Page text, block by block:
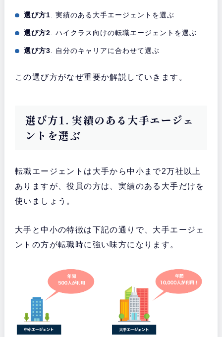
選び方1 . 実績のある大手エージェントを選ぶ
選び方2 . ハイクラス向けの転職エージェントを選ぶ
選び方3 . 自分のキャリアに合わせて選ぶ
この選び方がなぜ重要か解説していきます。
選び方1. 実績のある大手エージェ
ントを選ぶ
転職エージェントは大手から中小まで2万社以上
ありますが、役員の方は、実績のある大手だけを
使いましょう。
大手と中小の特徴は下記の通りで、大手エージェ
ントの方が転職時に強い味方になります。